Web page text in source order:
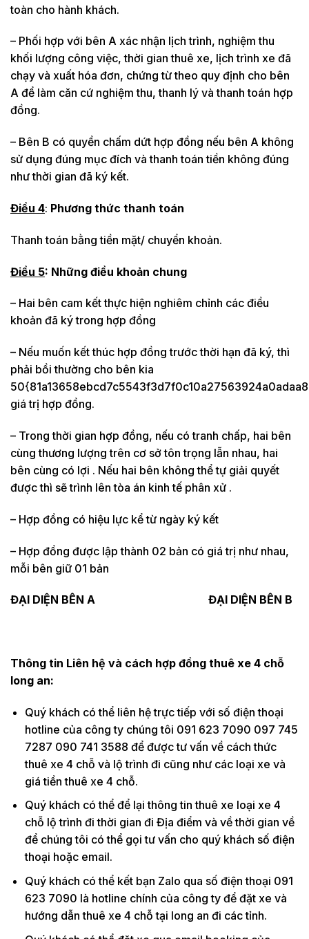
toàn cho hành khách.
– Phối hợp với bên A xác nhận lịch trình, nghiệm thu
khối lượng công việc, thời gian thuê xe, lịch trình xe đã
chạy và xuất hóa đơn, chứng từ theo quy định cho bên
A để làm căn cứ nghiệm thu, thanh lý và thanh toán hợp
đồng.
– Bên B có quyền chấm dứt hợp đồng nếu bên A không
sử dụng đúng mục đích và thanh toán tiền không đúng
như thời gian đã ký kết.
Điều 4: Phương thức thanh toán
Thanh toán bằng tiền mặt/ chuyển khoản.
Điều 5: Những điều khoản chung
– Hai bên cam kết thực hiện nghiêm chỉnh các điều
khoản đã ký trong hợp đồng
– Nếu muốn kết thúc hợp đồng trước thời hạn đã ký, thì
phải bồi thường cho bên kia
giá trị hợp đồng.
– Trong thời gian hợp đồng, nếu có tranh chấp, hai bên
cùng thương lượng trên cơ sở tôn trọng lẫn nhau, hai
bên cùng có lợi . Nếu hai bên không thể tự giải quyết
được thì sẽ trình lên tòa án kinh tế phân xử .
– Hợp đồng có hiệu lực kể từ ngày ký kết
– Hợp đồng được lập thành 02 bản có giá trị như nhau,
mỗi bên giữ 01 bản
ĐẠI DIỆN BÊN A ĐẠI DIỆN BÊN B
Thông tin Liên hệ và cách hợp đồng thuê xe 4 chỗ
long an:
Quý khách có thể liên hệ trực tiếp với số điện thoại
hotline của công ty chúng tôi 091 623 7090 097 745
7287 090 741 3588 để được tư vấn về cách thức
thuê xe 4 chỗ và lộ trình đi cũng như các loại xe và
giá tiền thuê xe 4 chỗ.
Quý khách có thể để lại thông tin thuê xe loại xe 4
chỗ lộ trình đi thời gian đi Địa điểm và về thời gian về
để chúng tôi có thể gọi tư vấn cho quý khách số điện
thoại hoặc email.
Quý khách có thể kết bạn Zalo qua số điện thoại 091
623 7090 là hotline chính của công ty để đặt xe và
hướng dẫn thuê xe 4 chỗ tại long an đi các tỉnh.